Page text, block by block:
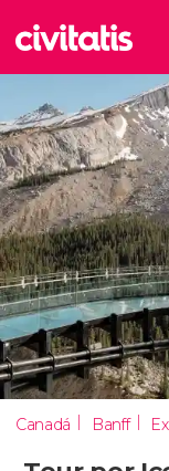
Canadá Banff